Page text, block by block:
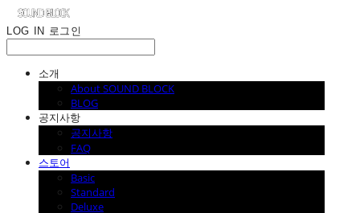
LOG IN 로그인
소개
About SOUND BLOCK
BLOG
공지사항
공지사항
FAQ
스토어
Basic
Standard
Deluxe